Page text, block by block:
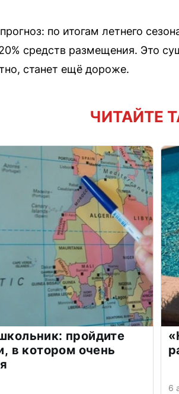
по итогам летнего
средств размещения. Это
станет ещё дороже.
ЧИТАЙТЕ
пройдите
в котором очень
6